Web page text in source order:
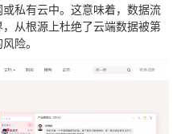
私有云中。这意味着，数据流
从根源上杜绝了云端数据被第
险。